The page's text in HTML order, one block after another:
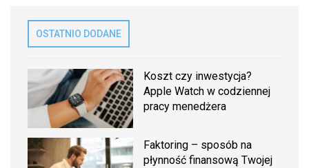
OSTATNIO DODANE
Koszt czy inwestycja?
Apple Watch w codziennej
pracy menedżera
Faktoring – sposób na
płynność finansową Twojej